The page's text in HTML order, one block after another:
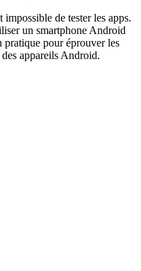
de tester les apps.
un smartphone Android
pratique pour éprouver les
appareils Android.